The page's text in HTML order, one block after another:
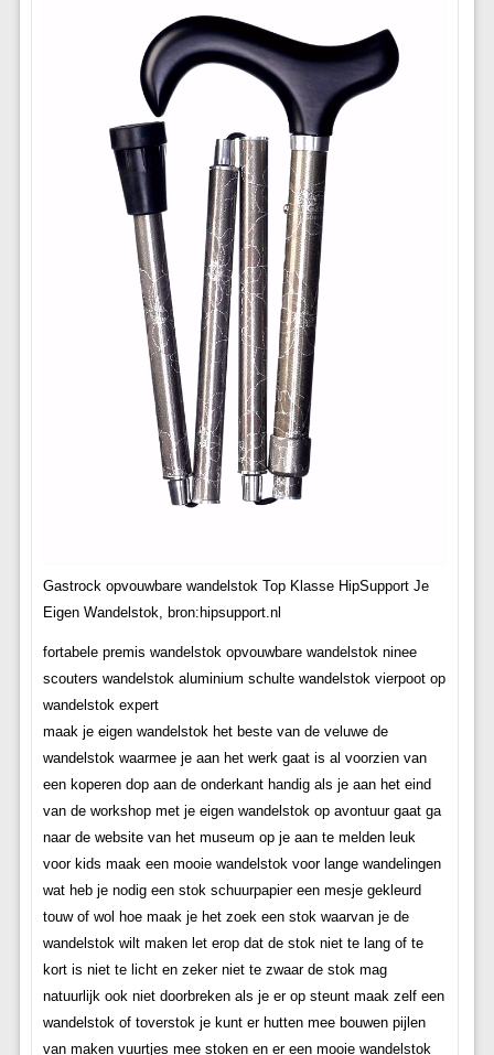
Gastrock opvouwbare wandelstok Top Klasse HipSupport Je
Eigen Wandelstok, bron:hipsupport.nl
fortabele premis wandelstok opvouwbare wandelstok ninee
scouters wandelstok aluminium schulte wandelstok vierpoot op
wandelstok expert
maak je eigen wandelstok het beste van de veluwe de
wandelstok waarmee je aan het werk gaat is al voorzien van
een koperen dop aan de onderkant handig als je aan het eind
van de workshop met je eigen wandelstok op avontuur gaat ga
naar de website van het museum op je aan te melden leuk
voor kids maak een mooie wandelstok voor lange wandelingen
wat heb je nodig een stok schuurpapier een mesje gekleurd
touw of wol hoe maak je het zoek een stok waarvan je de
wandelstok wilt maken let erop dat de stok niet te lang of te
kort is niet te licht en zeker niet te zwaar de stok mag
natuurlijk ook niet doorbreken als je er op steunt maak zelf een
wandelstok of toverstok je kunt er hutten mee bouwen pijlen
van maken vuurtjes mee stoken en er een mooie wandelstok